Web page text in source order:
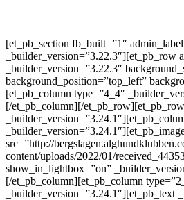
[et_pb_section fb_built=”1″
_builder_version=”3.22.3″][et_pb_row
_builder_version=”3.22.3″
background_position=”top_left”
[et_pb_column type=”4_4″
[/et_pb_column][/et_pb_row][et_pb_row
src=”http://
content/uploads/2022/01/
show_in_lightbox=”on”
[/et_pb_column][et_pb_column
_builder_version=”3.24.1″][et_pb_text